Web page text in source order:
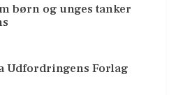
børn og unges tanker
Udfordringens Forlag